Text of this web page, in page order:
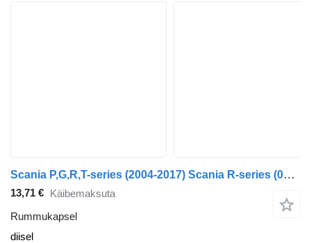
Scania P,G,R,T-series (2004-2017) Scania R-series (01.04-)
13,71 € Käibemaksuta
Rummukapsel
diisel